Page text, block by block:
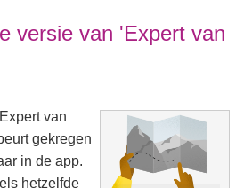
versie van 'Expert van
van
gekregen
in de app.
hetzelfde